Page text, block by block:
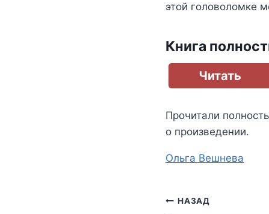
этой головоломке
Книга
Читать
Прочитали
о произведении.
Метки
Ольга Вешнева
Навигация
НАЗАД